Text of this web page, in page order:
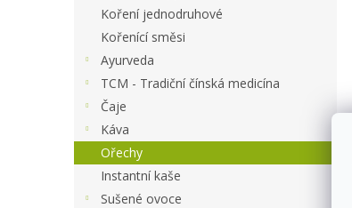
Koření jednodruhové
Kořenící směsi
Ayurveda
TCM - Tradiční čínská medicína
Čaje
Káva
Ořechy
Instantní kaše
Sušené ovoce